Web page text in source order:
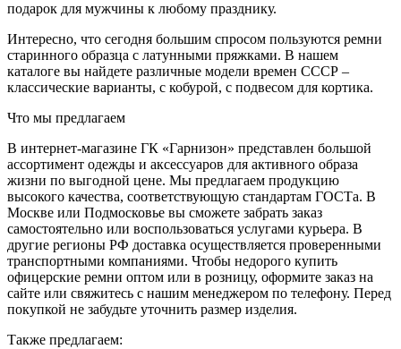
подарок для мужчины к любому празднику.
Интересно, что сегодня большим спросом пользуются ремни
старинного образца с латунными пряжками. В нашем
каталоге вы найдете различные модели времен СССР –
классические варианты, с кобурой, с подвесом для кортика.
Что мы предлагаем
В интернет-магазине ГК «Гарнизон» представлен большой
ассортимент одежды и аксессуаров для активного образа
жизни по выгодной цене. Мы предлагаем продукцию
высокого качества, соответствующую стандартам ГОСТа. В
Москве или Подмосковье вы сможете забрать заказ
самостоятельно или воспользоваться услугами курьера. В
другие регионы РФ доставка осуществляется проверенными
транспортными компаниями. Чтобы недорого купить
офицерские ремни оптом или в розницу, оформите заказ на
сайте или свяжитесь с нашим менеджером по телефону. Перед
покупкой не забудьте уточнить размер изделия.
Также предлагаем: